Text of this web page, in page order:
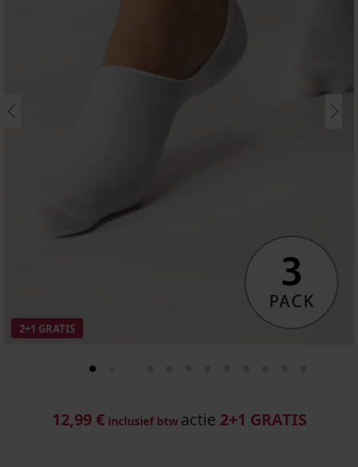
2+1 GRATIS
12,99 € inclusief btw actie 2+1 GRATIS